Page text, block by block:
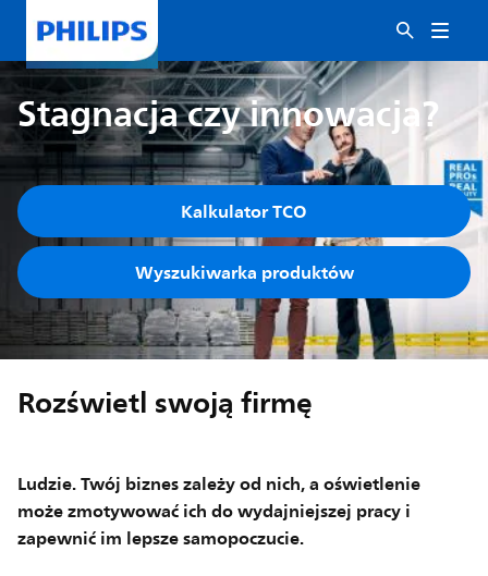
Stagnacja czy innowacja?
Kalkulator TCO
Wyszukiwarka produktów
Rozświetl swoją firmę
Ludzie. Twój biznes zależy od nich, a oświetlenie
może zmotywować ich do wydajniejszej pracy i
zapewnić im lepsze samopoczucie.